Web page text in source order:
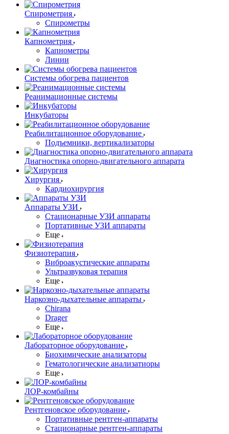
Спирометрия
Спирометры
Капнометрия
Капнометры
Линии
Системы обогрева пациентов
Реанимационные системы
Инкубаторы
Реабилитационное оборудование
Подъемники, вертикализаторы
Диагностика опорно-двигательного аппарата
Хирургия
Кардиохирургия
Аппараты УЗИ
Стационарные УЗИ аппараты
Портативные УЗИ аппараты
Еще
Физиотерапия
Виброакустические аппараты
Ультразвуковая терапия
Еще
Наркозно-дыхательные аппараты
Chirana
Drager
Еще
Лабораторное оборудование
Биохимические анализаторы
Гематологические анализатиоры
Еще
ЛОР-комбайны
Рентгеновское оборудование
Портативные рентген-аппараты
Стационарные рентген-аппараты